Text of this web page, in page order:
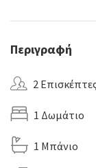
Περιγραφή
2
1 Δωμάτιο
1 Μπάνιο